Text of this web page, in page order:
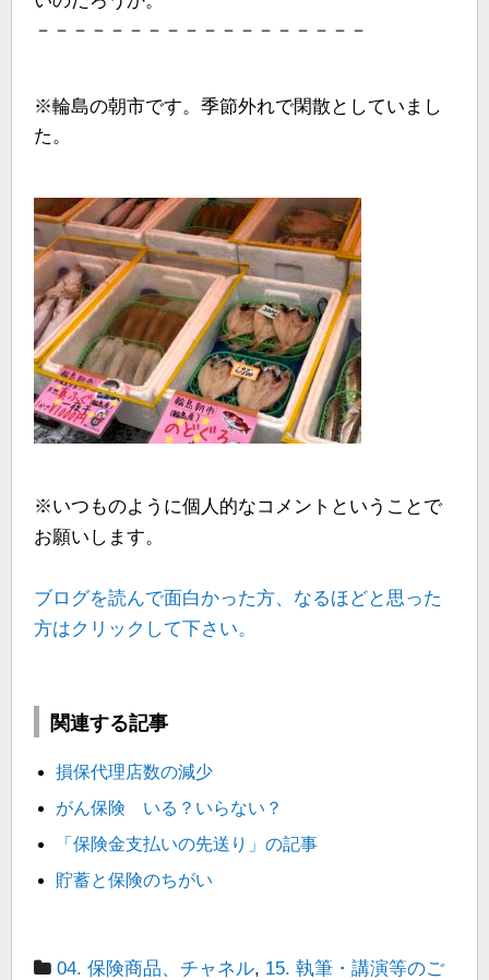
－－－－－－－－－－－－－－－－－－
※輪島の朝市です。季節外れで閑散としていまし
た。
※いつものように個人的なコメントということで
お願いします。
ブログを読んで面白かった方、なるほどと思った
方はクリックして下さい。
関連する記事
損保代理店数の減少
がん保険 いる？いらない？
「保険金支払いの先送り」の記事
貯蓄と保険のちがい
04. 保険商品、チャネル, 15. 執筆・講演等のご